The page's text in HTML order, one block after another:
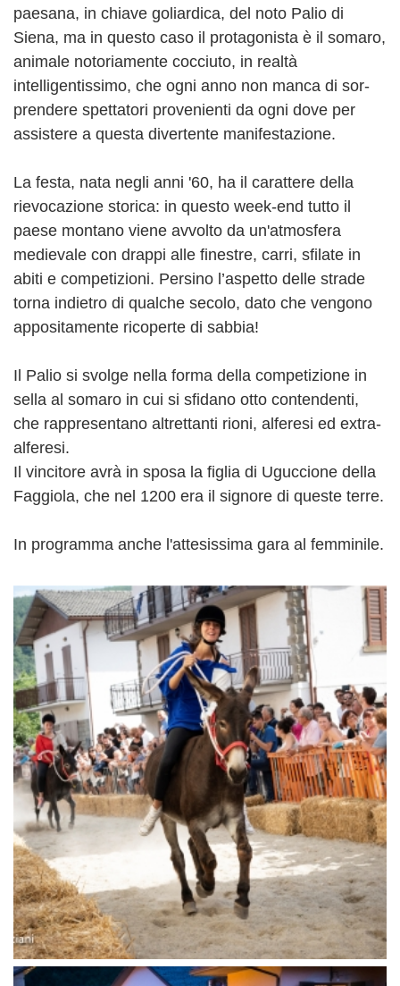
paesana, in chiave goliardica, del noto Palio di
Siena, ma in que­sto caso il protagonista è il somaro,
animale notoriamente cocciuto, in realtà
intelligentissimo, che ogni anno non manca di sor­
prendere spettatori provenienti da ogni dove per
assistere a questa divertente manifestazione.
La festa, nata negli anni '60, ha il carattere della
rievo­cazione storica: in questo week-end tutto il
pae­se montano viene avvolto da un'atmosfera
medievale con drappi alle finestre, carri, sfilate in
abiti e compe­tizioni. Persino l’aspetto delle strade
torna indietro di qualche secolo, dato che vengono
appositamente ricoperte di sabbia!
Il Palio si svolge nella forma della competizione in
sella al somaro in cui si sfidano otto contendenti,
che rappresentano altrettanti rioni, alferesi ed extra-
alferesi.
Il vinci­tore avrà in sposa la figlia di Uguccione della
Faggiola, che nel 1200 era il signore di queste terre.
In programma anche l'attesissima gara al femminile.